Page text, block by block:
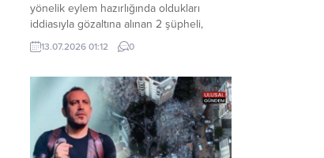
yönelik eylem hazırlığında oldukları
iddiasıyla gözaltına alınan 2 şüpheli,
çıkarıldıkları mahkemece tutuklanarak
cezaevine gönderildi. Haber Merkezi –
tarafından yürütülen geniş kapsamlı
soruşturma çerçevesinde gözaltına
alınan şüphelilerin emniyetteki işlemleri
tamamlandı. Güvenlik birimlerindeki
sorgularının ardından yoğun güvenlik
13.07.2026 01:12 0